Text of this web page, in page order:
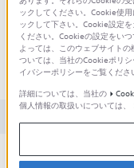
スタイルカバ
すぎる（また
じます。
ックしてください。Cookie使
ックして下さい。Cookie設定
ください。Cookieの設定をい
よっては、このウェブサイト
ついては、当社のCookieポリ
イバシーポリシーをご覧くださ
詳細については、当社の
個人情報の取扱いについては、